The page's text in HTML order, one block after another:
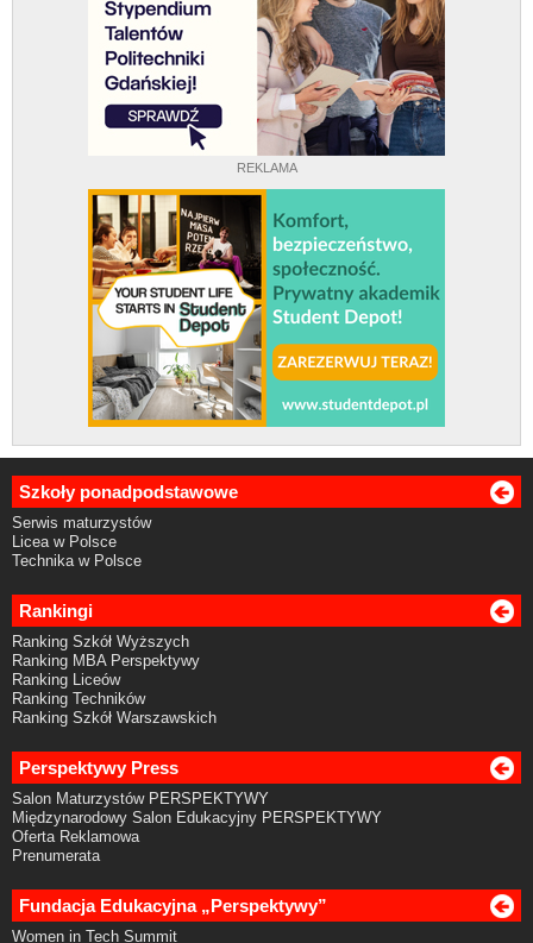
REKLAMA
Szkoły ponadpodstawowe
Serwis maturzystów
Licea w Polsce
Technika w Polsce
Rankingi
Ranking Szkół Wyższych
Ranking MBA Perspektywy
Ranking Liceów
Ranking Techników
Ranking Szkół Warszawskich
Perspektywy Press
Salon Maturzystów PERSPEKTYWY
Międzynarodowy Salon Edukacyjny PERSPEKTYWY
Oferta Reklamowa
Prenumerata
Fundacja Edukacyjna „Perspektywy”
Women in Tech Summit